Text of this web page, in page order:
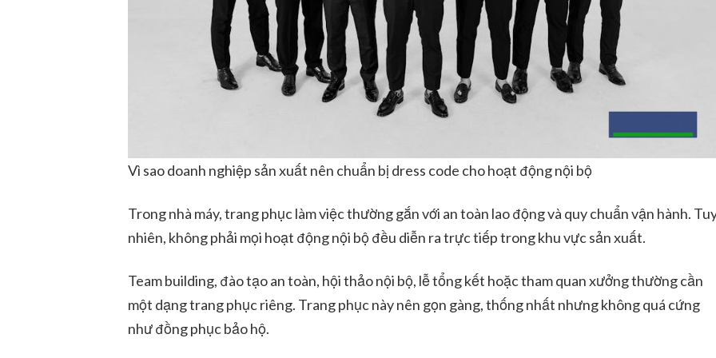
Vì sao doanh nghiệp sản xuất nên chuẩn bị dress code cho hoạt động nội bộ
Trong nhà máy, trang phục làm việc thường gắn với an toàn lao động và quy chuẩn vận hành.
nhiên, không phải mọi hoạt động nội bộ đều diễn ra trực tiếp trong khu vực sản xuất.
Team building, đào tạo an toàn, hội thảo nội bộ, lễ tổng kết hoặc tham quan xưởng thường cần
một dạng trang phục riêng. Trang phục này nên gọn gàng, thống nhất nhưng không quá cứng
như đồng phục bảo hộ.